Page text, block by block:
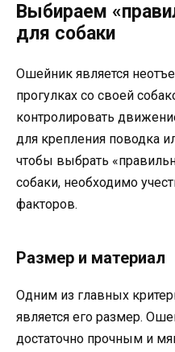
Выбираем
для собаки
Ошейник является
прогулках со своей
контролировать
для крепления поводка
чтобы выбрать
собаки, необходимо
факторов.
Размер и материал
Одним из главных
является его размер.
достаточно прочным и